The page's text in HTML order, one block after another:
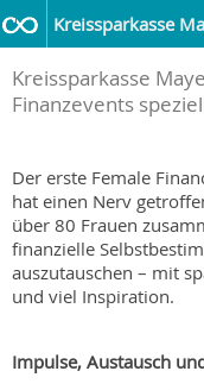
Kreissparkasse
Kreissparkasse
Finanzevents
Der erste Female
hat einen Nerv
über 80 Frauen
finanzielle
auszutauschen – mit
und viel Inspiration.
Impulse, Austausch